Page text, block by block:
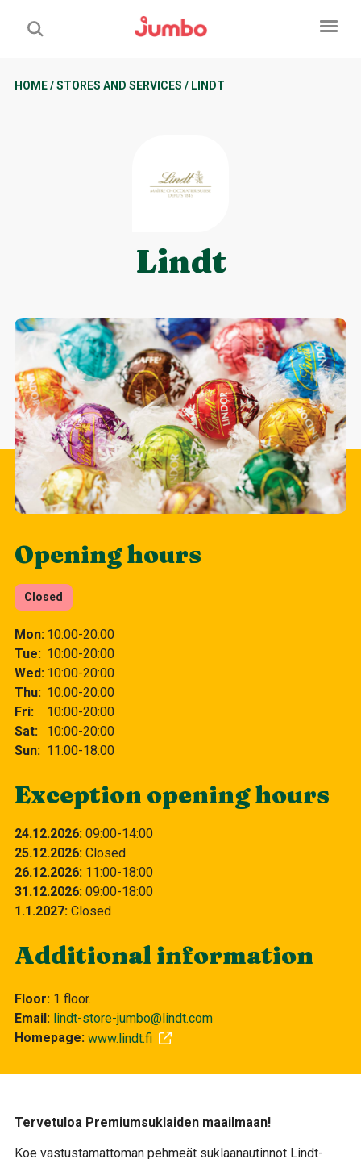
HOME/STORES AND SERVICES / LINDT
Lindt
Tervetuloa Premiumsuklaiden maailmaan!
Koe vastustamattoman pehmeät suklaanautinnot Lindt-
Opening hours
Closed
Mon 10:00-20:00
Tue
10:00-20:00
Wed 10:00-20:00
Thu
10:00-20:00
Fri
10:00-20:00
Sat
10:00-20:00
Sun
11:00-18:00
Exception opening hours
24.12.2026 09:00 14:00
25.12.2026 Closed
26.12.2026 11:00 18:00
31.12.2026 09:00 18:00
1.1.2027 Closed
Additional information
Floor 1 floor.
Email
lindt-store-jumbo@lindt.com
Homepage www.lindt.fi